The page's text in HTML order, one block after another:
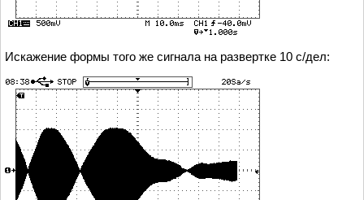
Искажение формы того же сигнала на развертке 10 с/дел: